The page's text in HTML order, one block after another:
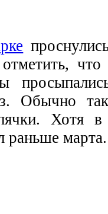
Обычно
Хотя
раньше марта.